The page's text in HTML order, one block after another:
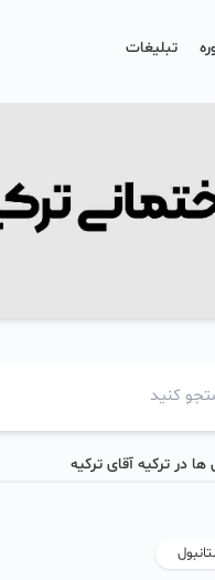
تبلیغات
ها در ترکیه آقای ترکیه